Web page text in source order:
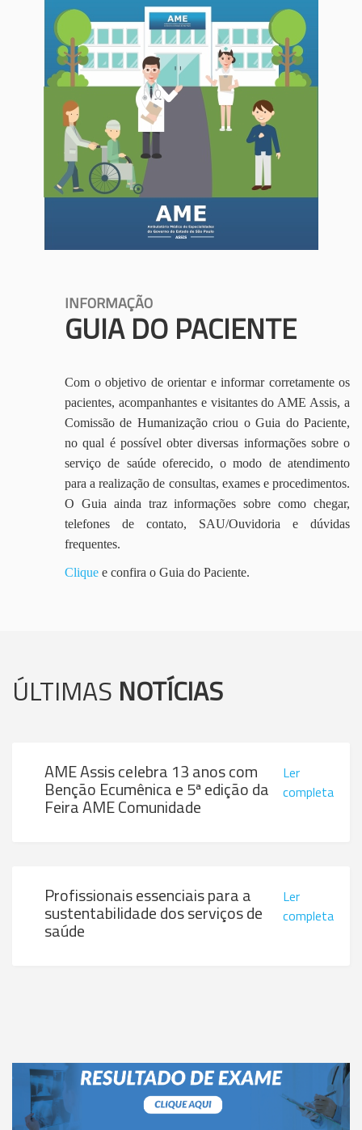
INFORMAÇÃO
GUIA DO PACIENTE
Com o objetivo de orientar e informar corretamente os
pacientes, acompanhantes e visitantes do AME Assis, a
Comissão de Humanização criou o Guia do Paciente,
no qual é possível obter diversas informações sobre o
serviço de saúde oferecido, o modo de atendimento
para a realização de consultas, exames e procedimentos.
O Guia ainda traz informações sobre como chegar,
telefones de contato, SAU/Ouvidoria e dúvidas
frequentes.
Clique e confira o Guia do Paciente.
ÚLTIMAS NOTÍCIAS
AME Assis celebra 13 anos com
Benção Ecumênica e 5ª edição da
Feira AME Comunidade
Ler
completa
Profissionais essenciais para a
sustentabilidade dos serviços de
saúde
Ler
completa